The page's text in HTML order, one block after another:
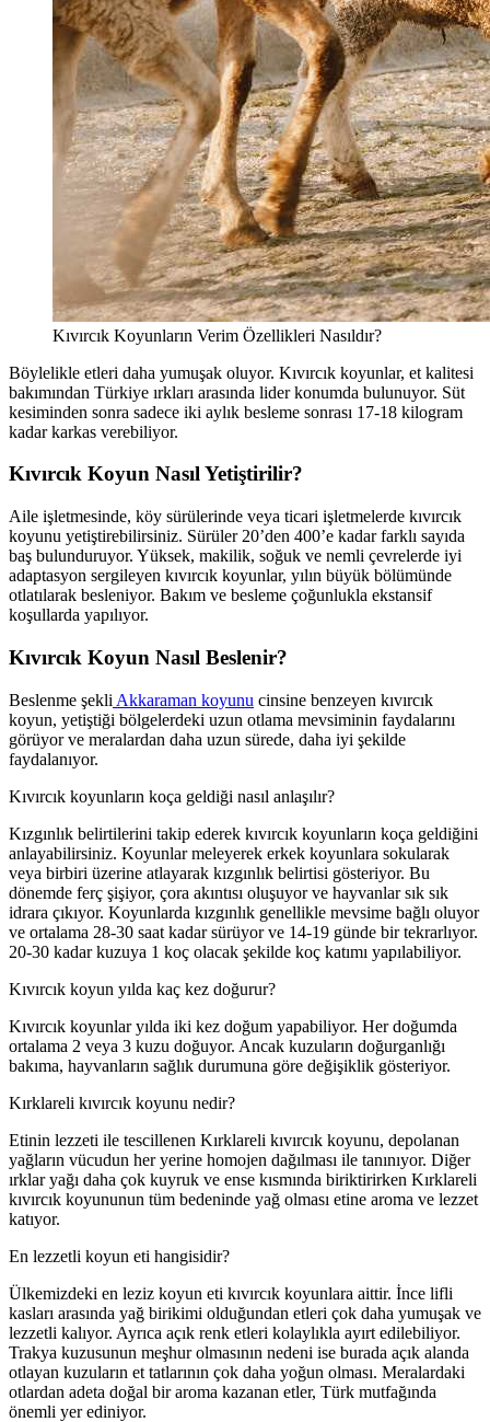
Kıvırcık Koyunların Verim Özellikleri Nasıldır?
Böylelikle etleri daha yumuşak oluyor. Kıvırcık koyunlar, et kalitesi
bakımından Türkiye ırkları arasında lider konumda bulunuyor. Süt
kesiminden sonra sadece iki aylık besleme sonrası 17-18 kilogram
kadar karkas verebiliyor.
Kıvırcık Koyun Nasıl Yetiştirilir?
Aile işletmesinde, köy sürülerinde veya ticari işletmelerde kıvırcık
koyunu yetiştirebilirsiniz. Sürüler 20’den 400’e kadar farklı sayıda
baş bulunduruyor. Yüksek, makilik, soğuk ve nemli çevrelerde iyi
adaptasyon sergileyen kıvırcık koyunlar, yılın büyük bölümünde
otlatılarak besleniyor. Bakım ve besleme çoğunlukla ekstansif
koşullarda yapılıyor.
Kıvırcık Koyun Nasıl Beslenir?
Beslenme şekli Akkaraman koyunu cinsine benzeyen kıvırcık
koyun, yetiştiği bölgelerdeki uzun otlama mevsiminin faydalarını
görüyor ve meralardan daha uzun sürede, daha iyi şekilde
faydalanıyor.
Kıvırcık koyunların koça geldiği nasıl anlaşılır?
Kızgınlık belirtilerini takip ederek kıvırcık koyunların koça geldiğini
anlayabilirsiniz. Koyunlar meleyerek erkek koyunlara sokularak
veya birbiri üzerine atlayarak kızgınlık belirtisi gösteriyor. Bu
dönemde ferç şişiyor, çora akıntısı oluşuyor ve hayvanlar sık sık
idrara çıkıyor. Koyunlarda kızgınlık genellikle mevsime bağlı oluyor
ve ortalama 28-30 saat kadar sürüyor ve 14-19 günde bir tekrarlıyor.
20-30 kadar kuzuya 1 koç olacak şekilde koç katımı yapılabiliyor.
Kıvırcık koyun yılda kaç kez doğurur?
Kıvırcık koyunlar yılda iki kez doğum yapabiliyor. Her doğumda
ortalama 2 veya 3 kuzu doğuyor. Ancak kuzuların doğurganlığı
bakıma, hayvanların sağlık durumuna göre değişiklik gösteriyor.
Kırklareli kıvırcık koyunu nedir?
Etinin lezzeti ile tescillenen Kırklareli kıvırcık koyunu, depolanan
yağların vücudun her yerine homojen dağılması ile tanınıyor. Diğer
ırklar yağı daha çok kuyruk ve ense kısmında biriktirirken Kırklareli
kıvırcık koyununun tüm bedeninde yağ olması etine aroma ve lezzet
katıyor.
En lezzetli koyun eti hangisidir?
Ülkemizdeki en leziz koyun eti kıvırcık koyunlara aittir. İnce lifli
kasları arasında yağ birikimi olduğundan etleri çok daha yumuşak ve
lezzetli kalıyor. Ayrıca açık renk etleri kolaylıkla ayırt edilebiliyor.
Trakya kuzusunun meşhur olmasının nedeni ise burada açık alanda
otlayan kuzuların et tatlarının çok daha yoğun olması. Meralardaki
otlardan adeta doğal bir aroma kazanan etler, Türk mutfağında
önemli yer ediniyor.